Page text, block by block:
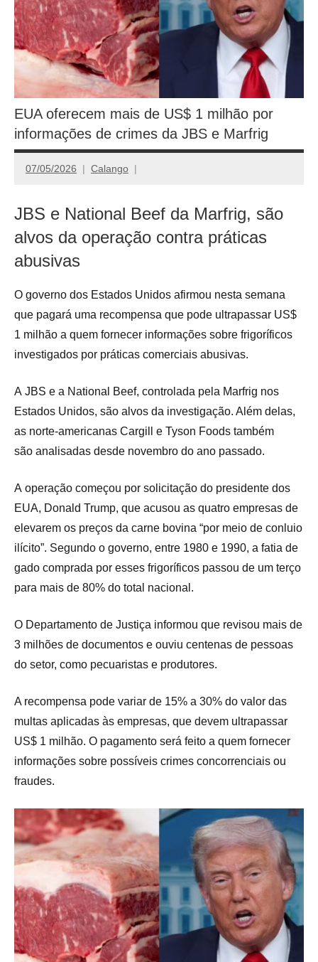
EUA oferecem mais de US$ 1 milhão por
informações de crimes da JBS e Marfrig
07/05/2026 Calango
JBS e National Beef da Marfrig, são
alvos da operação contra práticas
abusivas
O governo dos Estados Unidos afirmou nesta semana
que pagará uma recompensa que pode ultrapassar US$
1 milhão a quem fornecer informações sobre frigoríficos
investigados por práticas comerciais abusivas.
A JBS e a National Beef, controlada pela Marfrig nos
Estados Unidos, são alvos da investigação. Além delas,
as norte-americanas Cargill e Tyson Foods também
são analisadas desde novembro do ano passado.
A operação começou por solicitação do presidente dos
EUA, Donald Trump, que acusou as quatro empresas de
elevarem os preços da carne bovina “por meio de conluio
ilícito”. Segundo o governo, entre 1980 e 1990, a fatia de
gado comprada por esses frigoríficos passou de um terço
para mais de 80% do total nacional.
O Departamento de Justiça informou que revisou mais de
3 milhões de documentos e ouviu centenas de pessoas
do setor, como pecuaristas e produtores.
A recompensa pode variar de 15% a 30% do valor das
multas aplicadas às empresas, que devem ultrapassar
US$ 1 milhão. O pagamento será feito a quem fornecer
informações sobre possíveis crimes concorrenciais ou
fraudes.